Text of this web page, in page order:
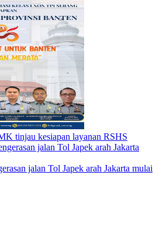
tinjau kesiapan layanan RSHS
jalan Tol Japek arah Jakarta mulai